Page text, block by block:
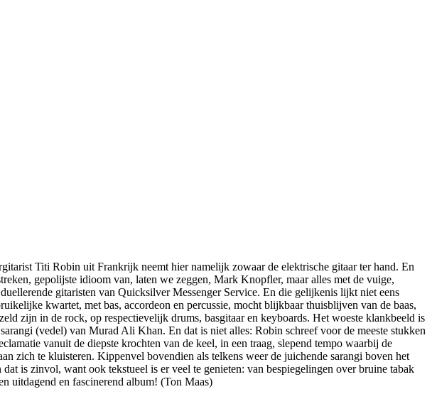
Titi Robin uit Frankrijk neemt hier namelijk zowaar de elektrische gitaar ter hand. En
gepolijste idioom van, laten we zeggen, Mark Knopfler, maar alles met de vuige,
gitaristen van Quicksilver Messenger Service. En die gelijkenis lijkt niet eens
kwartet, met bas, accordeon en percussie, mocht blijkbaar thuisblijven van de baas,
zijn in de rock, op respectievelijk drums, basgitaar en keyboards. Het woeste klankbeeld is
(vedel) van Murad Ali Khan. En dat is niet alles: Robin schreef voor de meeste stukken
vanuit de diepste krochten van de keel, in een traag, slepend tempo waarbij de
zich te kluisteren. Kippenvel bovendien als telkens weer de juichende sarangi boven het
is zinvol, want ook tekstueel is er veel te genieten: van bespiegelingen over bruine tabak
uitdagend en fascinerend album! (Ton Maas)